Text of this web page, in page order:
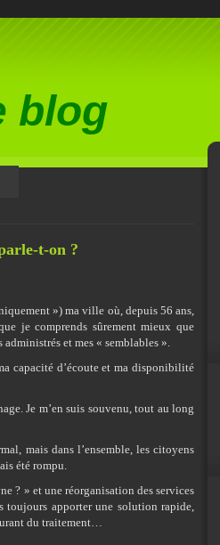
blog
t-on ?
») ma ville où, depuis 56 ans,
je comprends sûrement mieux que
et mes « semblables ».
capacité d’écoute et ma disponibilité
Je m’en suis souvenu, tout au long
mais dans l’ensemble, les citoyens
été rompu.
? » et une réorganisation des services
toujours apporter une solution rapide,
du traitement…